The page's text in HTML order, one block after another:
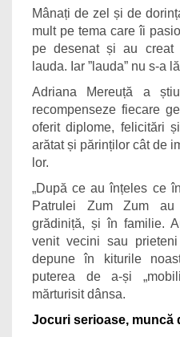
Mânați de zel și de
mult pe tema care îi
pe desenat și au creat
lauda. Iar ”lauda” nu s-a
Adriana Mereuță a
recompenseze fiecare
oferit diplome, felicitări
arătat și părinților cât de
lor.
„După ce au înțeles ce
Patrulei Zum Zum au
grădiniță, și în familie.
venit vecini sau
depune în kiturile
puterea de a-și
mărturisit dânsa.
Jocuri serioase, muncă